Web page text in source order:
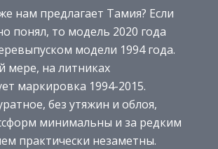
нам предлагает Тамия? Если
понял, то модель 2020 года
модели 1994 года.
мере, на литниках
маркировка 1994-2015.
без утяжин и облоя,
минимальны и за редким
практически незаметны.